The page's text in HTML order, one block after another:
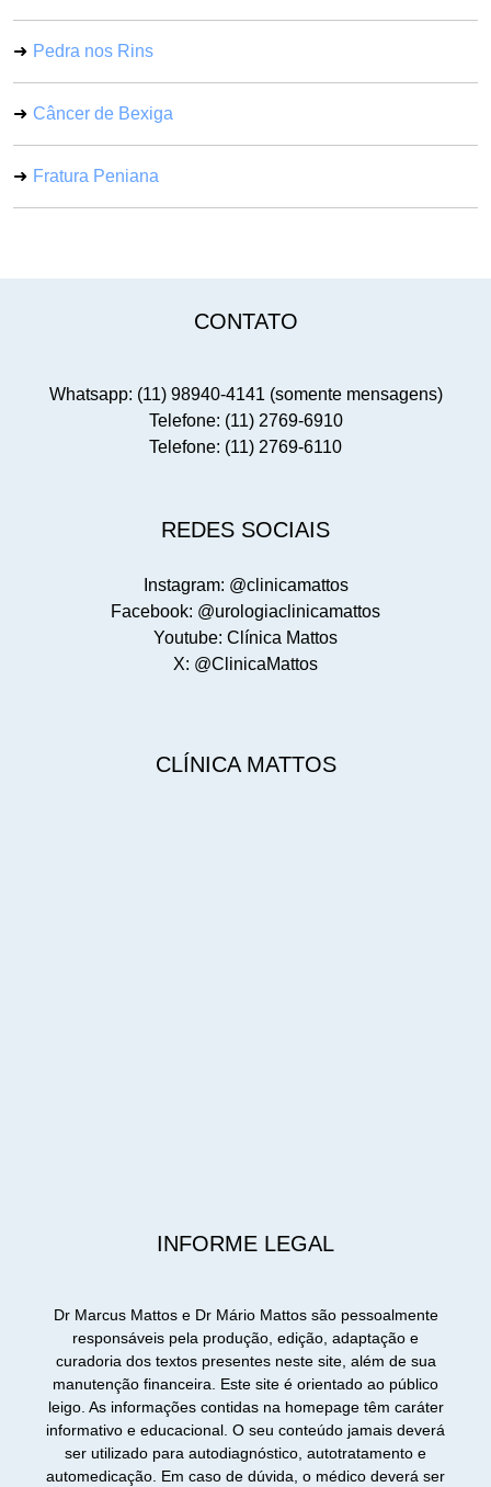
Pedra nos Rins
Câncer de Bexiga
Fratura Peniana
INFORME LEGAL
Dr Marcus Mattos e Dr Mário Mattos são pessoalmente
responsáveis pela produção, edição, adaptação e
curadoria dos textos presentes neste site, além de sua
manutenção financeira. Este site é orientado ao público
leigo. As informações contidas na homepage têm caráter
informativo e educacional. O seu conteúdo jamais deverá
ser utilizado para autodiagnóstico, autotratamento e
automedicação. Em caso de dúvida, o médico deverá ser
CLÍNICA MATTOS
CONTATO
Whatsapp: (11) 98940-4141 (somente mensagens)
Telefone: (11) 2769-6910
Telefone: (11) 2769-6110
REDES SOCIAIS
Instagram: @clinicamattos
Facebook: @urologiaclinicamattos
Youtube: Clínica Mattos
X: @ClinicaMattos